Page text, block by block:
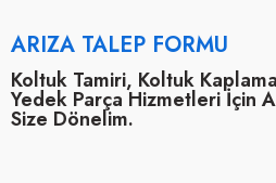
ARIZA TALEP FORMU
Koltuk Tamiri, Koltuk
Yedek Parça Hizmetleri İçin
Size Dönelim.